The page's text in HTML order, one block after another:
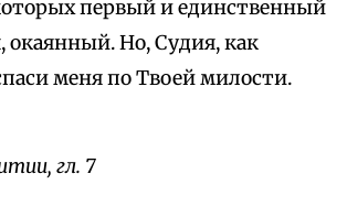
первый и единственный
Но, Судия, как
меня по Твоей милости.
гл. 7